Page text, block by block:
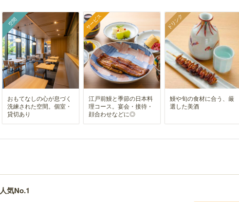
空間
おもてなしの心が息づく
洗練された空間。個室・
貸切あり
サービス
江戸前鰻と季節の日本料
理コース。宴会・接待・
顔合わせなどに◎
ドリンク
鰻や旬の食材に合う、厳
選した美酒
人気No.1